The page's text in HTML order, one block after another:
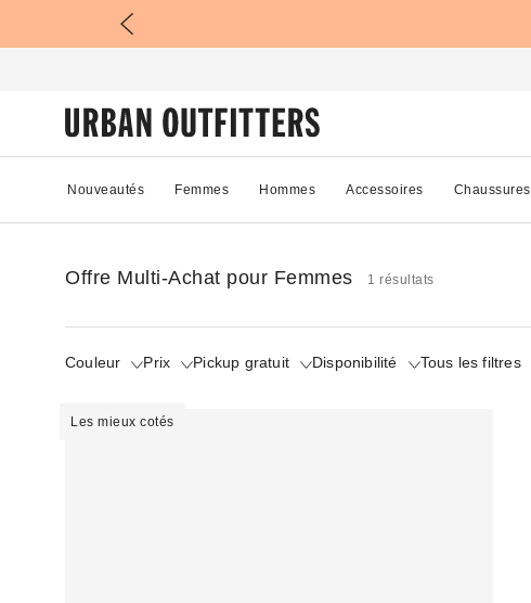
Nouveautés Femmes Hommes Accessoires Chaussures
Offre Multi-Achat pour Femmes 1 résultats
Couleur Prix Pickup gratuit Disponibilité Tous les filtres
Les mieux cotés